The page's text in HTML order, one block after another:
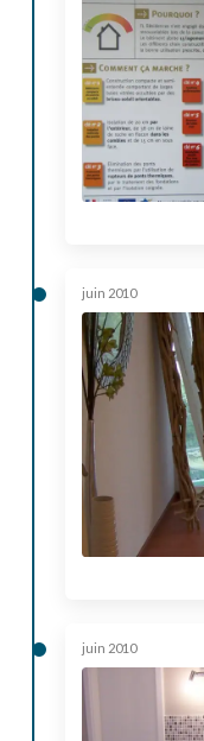
juin 2010
juin 2010